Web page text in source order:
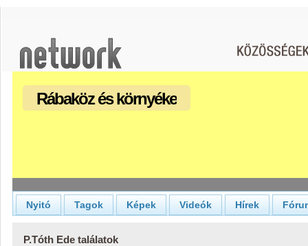
Rábaköz és környéke
Nyitó Tagok Képek Videók Hírek
P.Tóth Ede találatok